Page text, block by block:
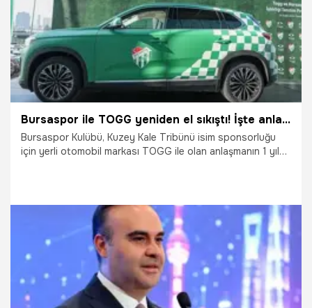
Bursaspor ile TOGG yeniden el sıkıştı! İşte anlaşma süresi
Bursaspor Kulübü, Kuzey Kale Tribünü isim sponsorluğu
için yerli otomobil markası TOGG ile olan anlaşmanın 1 yıl
2.06.2026 Bursa